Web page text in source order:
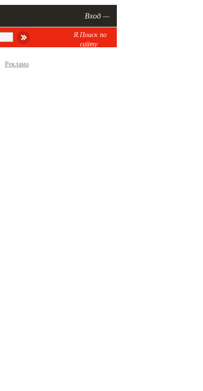
Вход —
Я.Поиск по
сайту
Реклама